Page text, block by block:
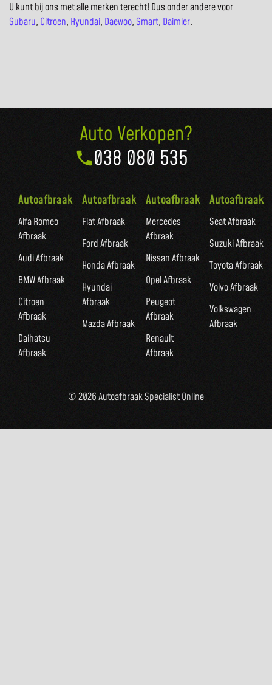
U kunt bij ons met alle merken terecht! Dus onder andere voor
Subaru, Citroen, Hyundai, Daewoo, Smart, Daimler.
Auto Verkopen?
038 080 535
Autoafbraak
Alfa Romeo
Afbraak
Audi Afbraak
BMW Afbraak
Citroen
Afbraak
Daihatsu
Afbraak
Autoafbraak
Fiat Afbraak
Ford Afbraak
Honda Afbraak
Hyundai
Afbraak
Mazda Afbraak
Autoafbraak
Mercedes
Afbraak
Nissan Afbraak
Opel Afbraak
Peugeot
Afbraak
Renault
Afbraak
Autoafbraak
Seat Afbraak
Suzuki Afbraak
Toyota Afbraak
Volvo Afbraak
Volkswagen
Afbraak
© 2026 Autoafbraak Specialist Online